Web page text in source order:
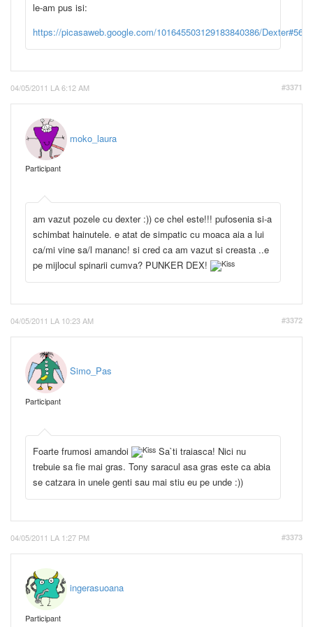
le-am pus isi:
https://picasaweb.google.com/101645503129183840386/
04/05/2011 LA 6:12 AM #3371
moko_laura
Participant
am vazut pozele cu dexter :)) ce chel este!!! pufosenia si-a
schimbat hainutele. e atat de simpatic cu moaca aia a lui
ca/mi vine sa/l mananc! si cred ca am vazut si creasta ..e
pe mijlocul spinarii cumva? PUNKER DEX!
04/05/2011 LA 10:23 AM #3372
Simo_Pas
Participant
Foarte frumosi amandoi
Sa`ti traiasca! Nici nu
trebuie sa fie mai gras. Tony saracul asa gras este ca abia
se catzara in unele genti sau mai stiu eu pe unde :))
04/05/2011 LA 1:27 PM #3373
ingerasuoana
Participant